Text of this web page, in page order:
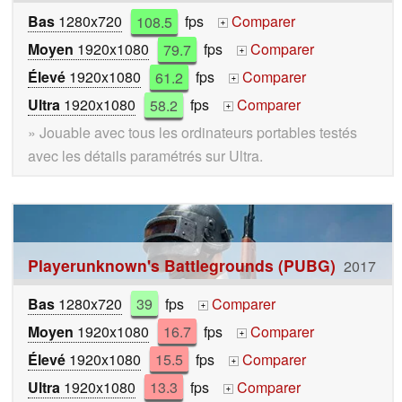
Bas 1280x720 108.5 fps +
Comparer
Moyen 1920x1080 79.7 fps +
Comparer
Élevé 1920x1080 61.2 fps +
Comparer
Ultra 1920x1080 58.2 fps +
Comparer
» Jouable avec tous les ordinateurs portables testés
avec les détails paramétrés sur Ultra.
Playerunknown's Battlegrounds (PUBG) 2017
Bas 1280x720 39 fps +
Comparer
Moyen 1920x1080 16.7 fps +
Comparer
Élevé 1920x1080 15.5 fps +
Comparer
Ultra 1920x1080 13.3 fps + Comparer